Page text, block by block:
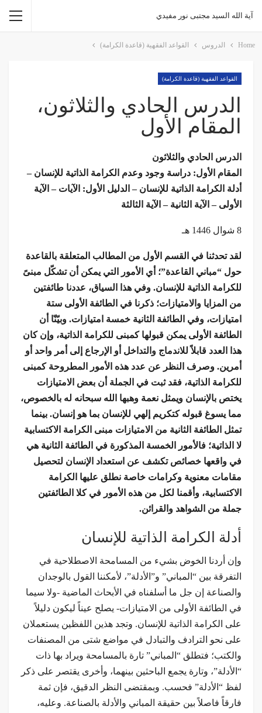
آية الله السيد مجتبى نور مفيدي
Home الدروس القواعد الفقهية (قاعدة الكرامة)
القواعد الفقهية (قاعدة الكرامة)
الدرس الحادي والثلاثون،
المقام الأول
الدرس الحادي والثلاثون
المقام الأول: دراسة وجود وعدم الكرامة الذاتية للإنسان –
أدلة الكرامة الذاتية للإنسان – الدليل الأول: الآيات – الآية
الأولى – الآية الثانية – الآية الثالثة
8 شوال 1446 هـ
لقد تحدثنا في القسم الأول من المطالب المتعلقة بالقاعدة
حول “مباني القاعدة”؛ أي الأمور التي يمكن أن تشكّل مبنىً
للكرامة الذاتية للإنسان. وفي هذا السياق، عددنا طائفتين
من المزايا والامتيازات؛ ذكرنا في الطائفة الأولى ستة
امتيازات، وفي الطائفة الثانية خمسة امتيازات. وبيّنّا أن
الطائفة الأولى يمكن قبولها كمبنى للكرامة الذاتية، وإن كان
هذا العدد قابلاً للاندماج والتداخل أو الإرجاع إلى أمر واحد أو
أمرين. وصرف النظر عن عدد هذه الأمور المطروحة كمبنى
للكرامة الذاتية، فقد ثبت في الجملة أن بعض الامتيازات
يختص بالإنسان ويمثل نعمة وهبها الله سبحانه له بالخصوص،
مما يسوغ قبوله كتكريم إلهي للإنسان بما هو إنسان. بينما
تمثل الطائفة الثانية من الامتيازات مبنى الكرامة الاكتسابية
لا الذاتية؛ فالأمور الخمسة المذكورة في الطائفة الثانية هي
في واقعها خصائص تكشف عن استعداد الإنسان لتحصيل
مقامات معنوية وكرامات خاصة نطلق عليها الكرامة
الاكتسابية، وأقمنا لكل من هذه الأمور في كلا الطائفتين
جملة من الشواهد والقرائن.
أدلة الكرامة الذاتية للإنسان
وإن أردنا الخوض بشيء من المسامحة الاصطلاحية في
التفرقة بين “المباني” و”الأدلة”، لأمكننا القول بالوجدان
والصناعة إن جل ما أسلفناه في الأبحاث الماضية -ولا سيما
في الطائفة الأولى من الامتيازات- يصلح عيناً ليكون دليلاً
على الكرامة الذاتية للإنسان. وتجد هذين اللفظين يستعملان
على نحو الترادف والتبادل في مواضع شتى من المصنفات
والكتب؛ فتطلق “المباني” تارة بالمسامحة ويراد بها ذات
“الأدلة”، وتارة يجمع الباحثين بينهما، وأخرى يقتصر على ذكر
لفظ “الأدلة” فحسب. وبمقتضى النظر الدقيق، فإن ثمة
فارقاً فاصلاً بين حقيقة المباني والأدلة بالصناعة. وعليه،